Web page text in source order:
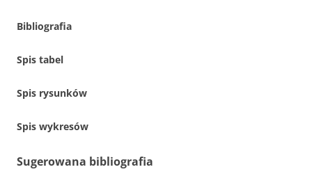
Bibliografia
Spis tabel
Spis rysunków
Spis wykresów
Sugerowana bibliografia